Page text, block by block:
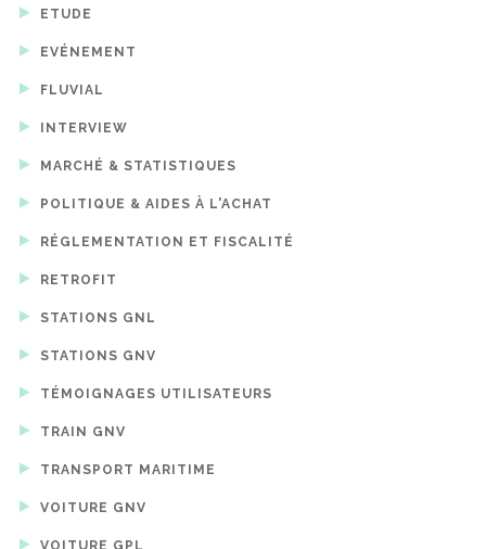
ETUDE
EVÉNEMENT
FLUVIAL
INTERVIEW
MARCHÉ & STATISTIQUES
POLITIQUE & AIDES À L'ACHAT
RÉGLEMENTATION ET FISCALITÉ
RETROFIT
STATIONS GNL
STATIONS GNV
TÉMOIGNAGES UTILISATEURS
TRAIN GNV
TRANSPORT MARITIME
VOITURE GNV
VOITURE GPL